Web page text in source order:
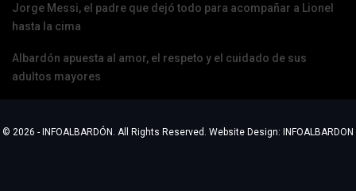
Jorge Messi, el padre que dejó todo para acompañar a Lionel
hasta la cima
Albardón apuesta al amor, el respeto y el cuidado de sus
adultos mayores
© 2026 - INFOALBARDÓN. All Rights Reserved. Website Design: INFOALBARDON